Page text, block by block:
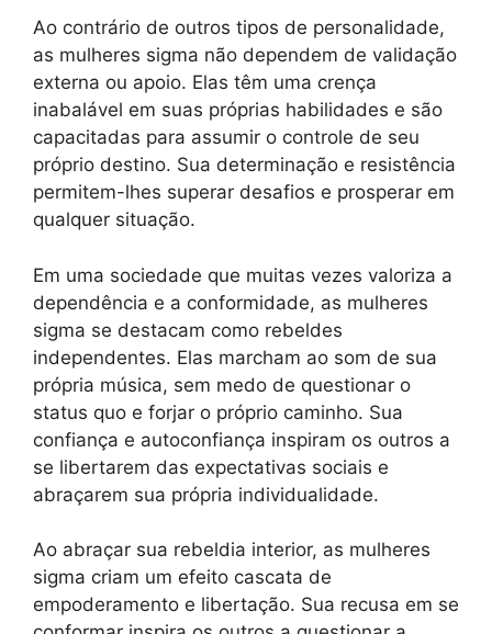
Ao contrário de outros tipos de personalidade,
as mulheres sigma não dependem de validação
externa ou apoio. Elas têm uma crença
inabalável em suas próprias habilidades e são
capacitadas para assumir o controle de seu
próprio destino. Sua determinação e resistência
permitem-lhes superar desafios e prosperar em
qualquer situação.
Em uma sociedade que muitas vezes valoriza a
dependência e a conformidade, as mulheres
sigma se destacam como rebeldes
independentes. Elas marcham ao som de sua
própria música, sem medo de questionar o
status quo e forjar o próprio caminho. Sua
confiança e autoconfiança inspiram os outros a
se libertarem das expectativas sociais e
abraçarem sua própria individualidade.
Ao abraçar sua rebeldia interior, as mulheres
sigma criam um efeito cascata de
empoderamento e libertação. Sua recusa em se